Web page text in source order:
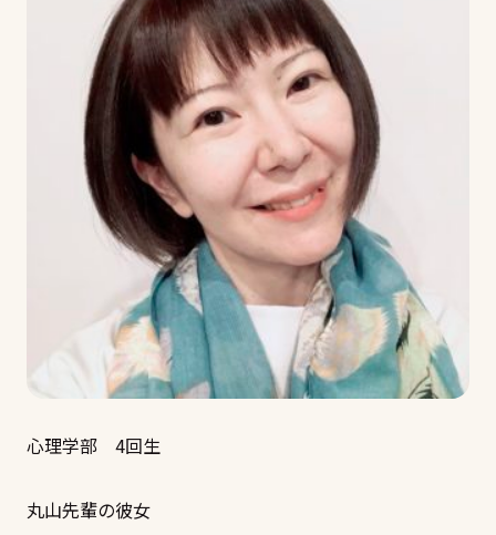
心理学部 4回生
丸山先輩の彼女